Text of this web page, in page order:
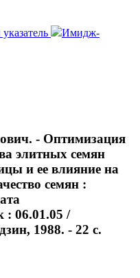
Имидж-
- Оптимизация
элитных семян
и ее влияние на
семян :
: 06.01.05 /
1988. - 22 с.